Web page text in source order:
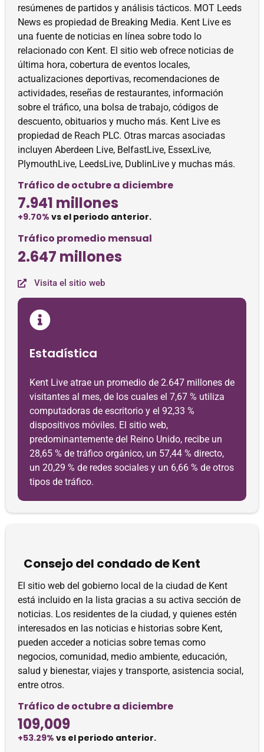
resúmenes de partidos y análisis tácticos. MOT Leeds
News es propiedad de Breaking Media. Kent Live es
una fuente de noticias en línea sobre todo lo
relacionado con Kent. El sitio web ofrece noticias de
última hora, cobertura de eventos locales,
actualizaciones deportivas, recomendaciones de
actividades, reseñas de restaurantes, información
sobre el tráfico, una bolsa de trabajo, códigos de
descuento, obituarios y mucho más. Kent Live es
propiedad de Reach PLC. Otras marcas asociadas
incluyen Aberdeen Live, BelfastLive, EssexLive,
PlymouthLive, LeedsLive, DublinLive y muchas más.
Tráfico de octubre a diciembre
7.941 millones
+9.70% vs el periodo anterior.
Tráfico promedio mensual
2.647 millones
Visita el sitio web
Estadística
Kent Live atrae un promedio de 2.647 millones de
visitantes al mes, de los cuales el 7,67 % utiliza
computadoras de escritorio y el 92,33 %
dispositivos móviles. El sitio web,
predominantemente del Reino Unido, recibe un
28,65 % de tráfico orgánico, un 57,44 % directo,
un 20,29 % de redes sociales y un 6,66 % de otros
tipos de tráfico.
Consejo del condado de Kent
El sitio web del gobierno local de la ciudad de Kent
está incluido en la lista gracias a su activa sección de
noticias. Los residentes de la ciudad, y quienes estén
interesados ​​en las noticias e historias sobre Kent,
pueden acceder a noticias sobre temas como
negocios, comunidad, medio ambiente, educación,
salud y bienestar, viajes y transporte, asistencia social,
entre otros.
Tráfico de octubre a diciembre
109,009
+53.29% vs el periodo anterior.